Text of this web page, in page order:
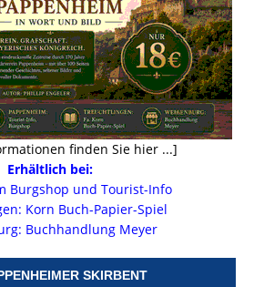
finden Sie hier ...]
Erhältlich bei:
Burgshop und Tourist-Info
Korn Buch-Papier-Spiel
Buchhandlung Meyer
SKIRBENT